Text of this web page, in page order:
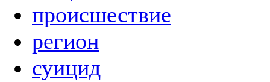
происшествие
регион
суицид